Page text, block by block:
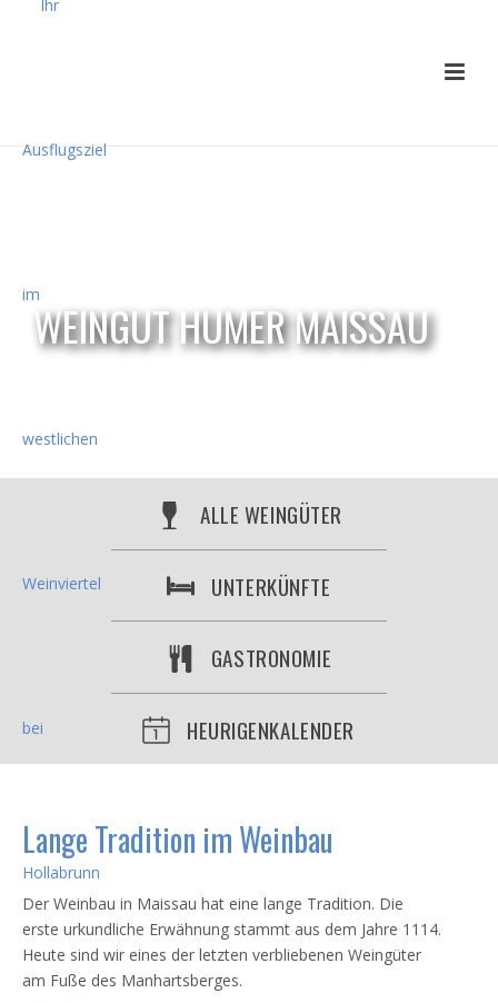
WEINGUT HUMER MAISSAU
ALLE WEINGÜTER
UNTERKÜNFTE
GASTRONOMIE
HEURIGENKALENDER
Lange Tradition im Weinbau
Der Weinbau in Maissau hat eine lange Tradition. Die
erste urkundliche Erwähnung stammt aus dem Jahre 1114.
Heute sind wir eines der letzten verbliebenen Weingüter
am Fuße des Manhartsberges.